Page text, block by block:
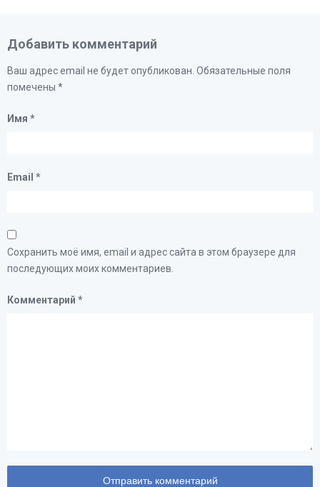
Добавить комментарий
Ваш адрес email не будет опубликован. Обязательные поля
помечены *
Имя *
Email *
Сохранить моё имя, email и адрес сайта в этом браузере для
последующих моих комментариев.
Комментарий *